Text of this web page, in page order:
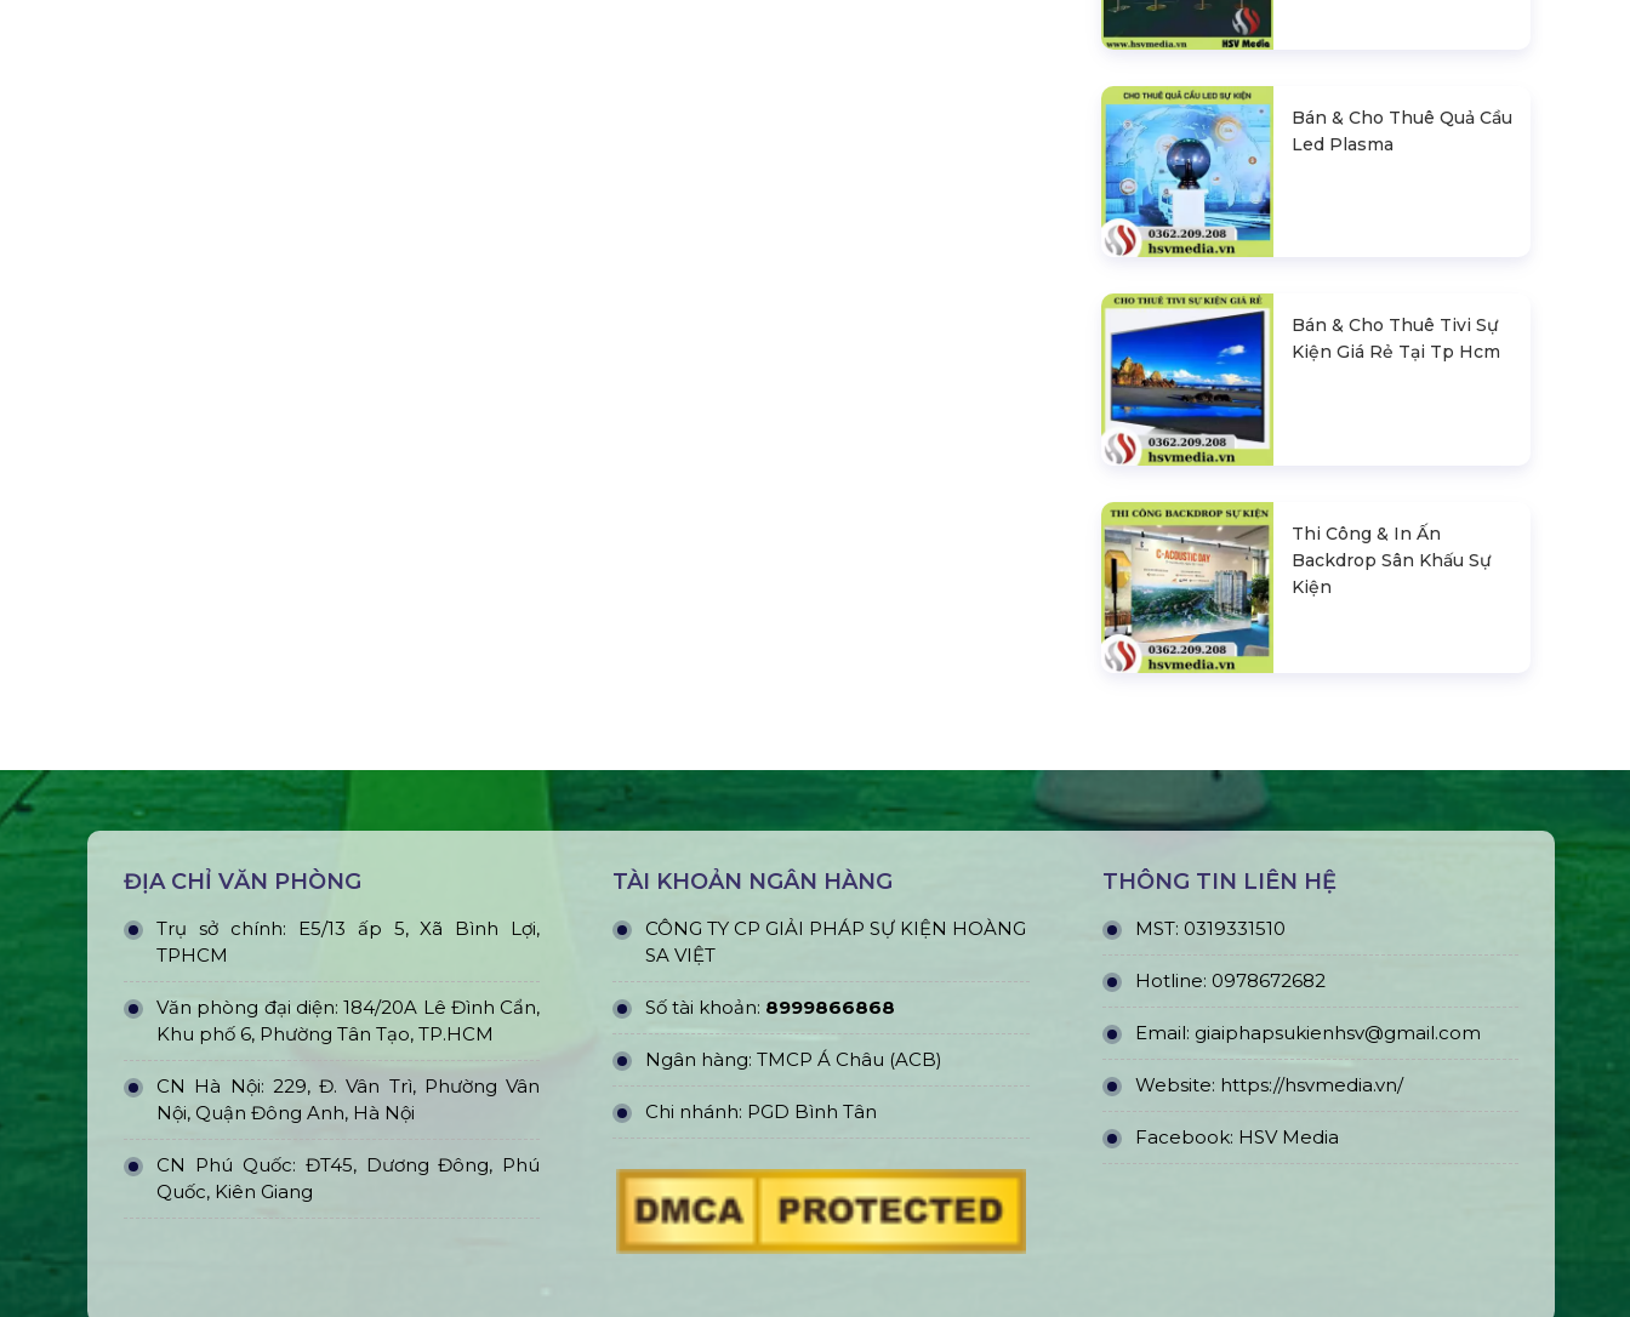
Bán & Cho Thuê Quả Cầu
Led Plasma
Bán & Cho Thuê Tivi Sự
Kiện Giá Rẻ Tại Tp Hcm
Thi Công & In Ấn
Backdrop Sân Khấu Sự
Kiện
ĐỊA CHỈ VĂN PHÒNG
Trụ sở chính: E5/13 ấp 5, Xã Bình Lợi,
TPHCM
Văn phòng đại diện: 184/20A Lê Đình Cẩn,
Khu phố 6, Phường Tân Tạo, TP.HCM
CN Hà Nội: 229, Đ. Vân Trì, Phường Vân
Nội, Quận Đông Anh, Hà Nội
CN Phú Quốc: ĐT45, Dương Đông, Phú
Quốc, Kiên Giang
TÀI KHOẢN NGÂN HÀNG
CÔNG TY CP GIẢI PHÁP SỰ KIỆN HOÀNG
SA VIỆT
Số tài khoản: 8999866868
Ngân hàng: TMCP Á Châu (ACB)
Chi nhánh: PGD Bình Tân
THÔNG TIN LIÊN HỆ
MST: 0319331510
Hotline: 0978672682
Email: giaiphapsukienhsv@gmail.com
Website: https://hsvmedia.vn/
Facebook: HSV Media